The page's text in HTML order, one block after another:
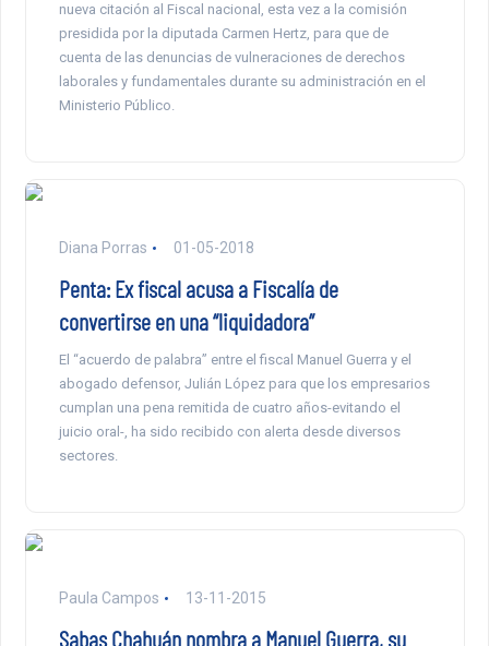
nueva citación al Fiscal nacional, esta vez a la comisión
presidida por la diputada Carmen Hertz, para que de
cuenta de las denuncias de vulneraciones de derechos
laborales y fundamentales durante su administración en el
Ministerio Público.
Diana Porras 01-05-2018
Penta: Ex fiscal acusa a Fiscalía de
convertirse en una “liquidadora”
El “acuerdo de palabra” entre el fiscal Manuel Guerra y el
abogado defensor, Julián López para que los empresarios
cumplan una pena remitida de cuatro años-evitando el
juicio oral-, ha sido recibido con alerta desde diversos
sectores.
Paula Campos 13-11-2015
Sabas Chahuán nombra a Manuel Guerra, su